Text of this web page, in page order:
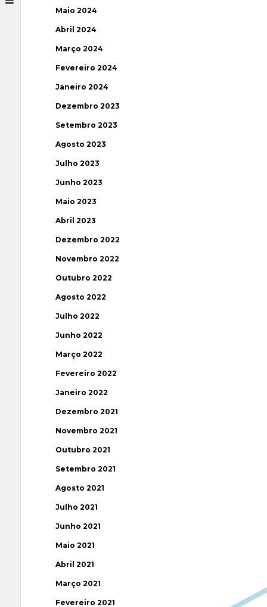
Maio 2024
Abril 2024
Março 2024
Fevereiro 2024
Janeiro 2024
Dezembro 2023
Setembro 2023
Agosto 2023
Julho 2023
Junho 2023
Maio 2023
Abril 2023
Dezembro 2022
Novembro 2022
Outubro 2022
Agosto 2022
Julho 2022
Junho 2022
Março 2022
Fevereiro 2022
Janeiro 2022
Dezembro 2021
Novembro 2021
Outubro 2021
Setembro 2021
Agosto 2021
Julho 2021
Junho 2021
Maio 2021
Abril 2021
Março 2021
Fevereiro 2021